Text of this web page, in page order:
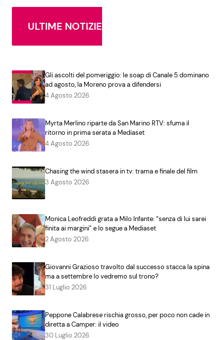
ULTIME NOTIZIE
Gli ascolti del pomeriggio: le soap di Canale 5 dominano
ad agosto, la Moreno prova a difendersi
4 Agosto 2026
Myrta Merlino riparte da San Marino RTV: sfuma il
ritorno in prima serata a Mediaset
4 Agosto 2026
Chasing the wind stasera in tv: trama e finale del film
3 Agosto 2026
Monica Leofreddi grata a Milo Infante: “senza di lui sarei
finita ai margini” e lo segue a Mediaset
2 Agosto 2026
Giovanni Grazioso travolto dal successo stacca la spina
ma a settembre lo vedremo sul trono?
31 Luglio 2026
Peppone Calabrese rischia grosso, per poco non cade in
diretta a Camper: il video
30 Luglio 2026